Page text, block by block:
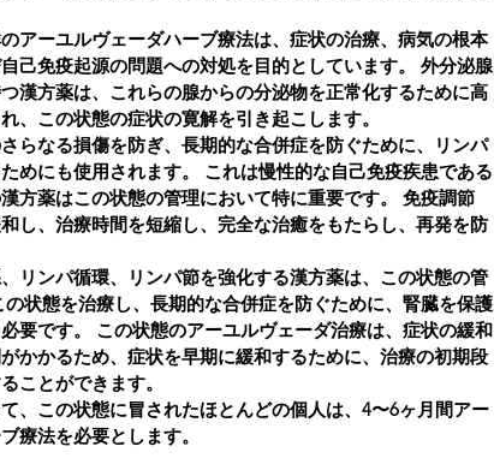
アーユルヴェーダハーブ療法は、症状の治療、病気の根本
己免疫起源の問題への対処を目的としています。
外分泌腺
漢方薬は、これらの腺からの分泌物を正常化するために高
、この状態の症状の寛解を引き起こします。
らなる損傷を防ぎ、長期的な合併症を防ぐために、リンパ
めにも使用されます。
これは慢性的な自己免疫疾患である
方薬はこの状態の管理において特に重要です。
免疫調節
し、治療時間を短縮し、完全な治癒をもたらし、再発を防
リンパ循環、リンパ節を強化する漢方薬は、この状態の管
の状態を治療し、長期的な合併症を防ぐために、腎臓を保護
要です。
この状態のアーユルヴェーダ治療は、症状の緩和
かかるため、症状を早期に緩和するために、治療の初期段
ことができます。
、この状態に冒されたほとんどの個人は、4〜6ヶ月間アー
療法を必要とします。